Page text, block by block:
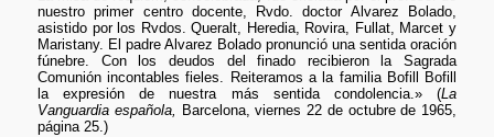
nuestro primer centro docente, Rvdo. doctor Alvarez Bolado,
asistido por los Rvdos. Queralt, Heredia, Rovira, Fullat, Marcet y
Maristany. El padre Alvarez Bolado pronunció una sentida oración
fúnebre. Con los deudos del finado recibieron la Sagrada
Comunión incontables fieles. Reiteramos a la familia Bofill Bofill
la expresión de nuestra más sentida condolencia.» (La
Vanguardia española, Barcelona, viernes 22 de octubre de 1965,
página 25.)